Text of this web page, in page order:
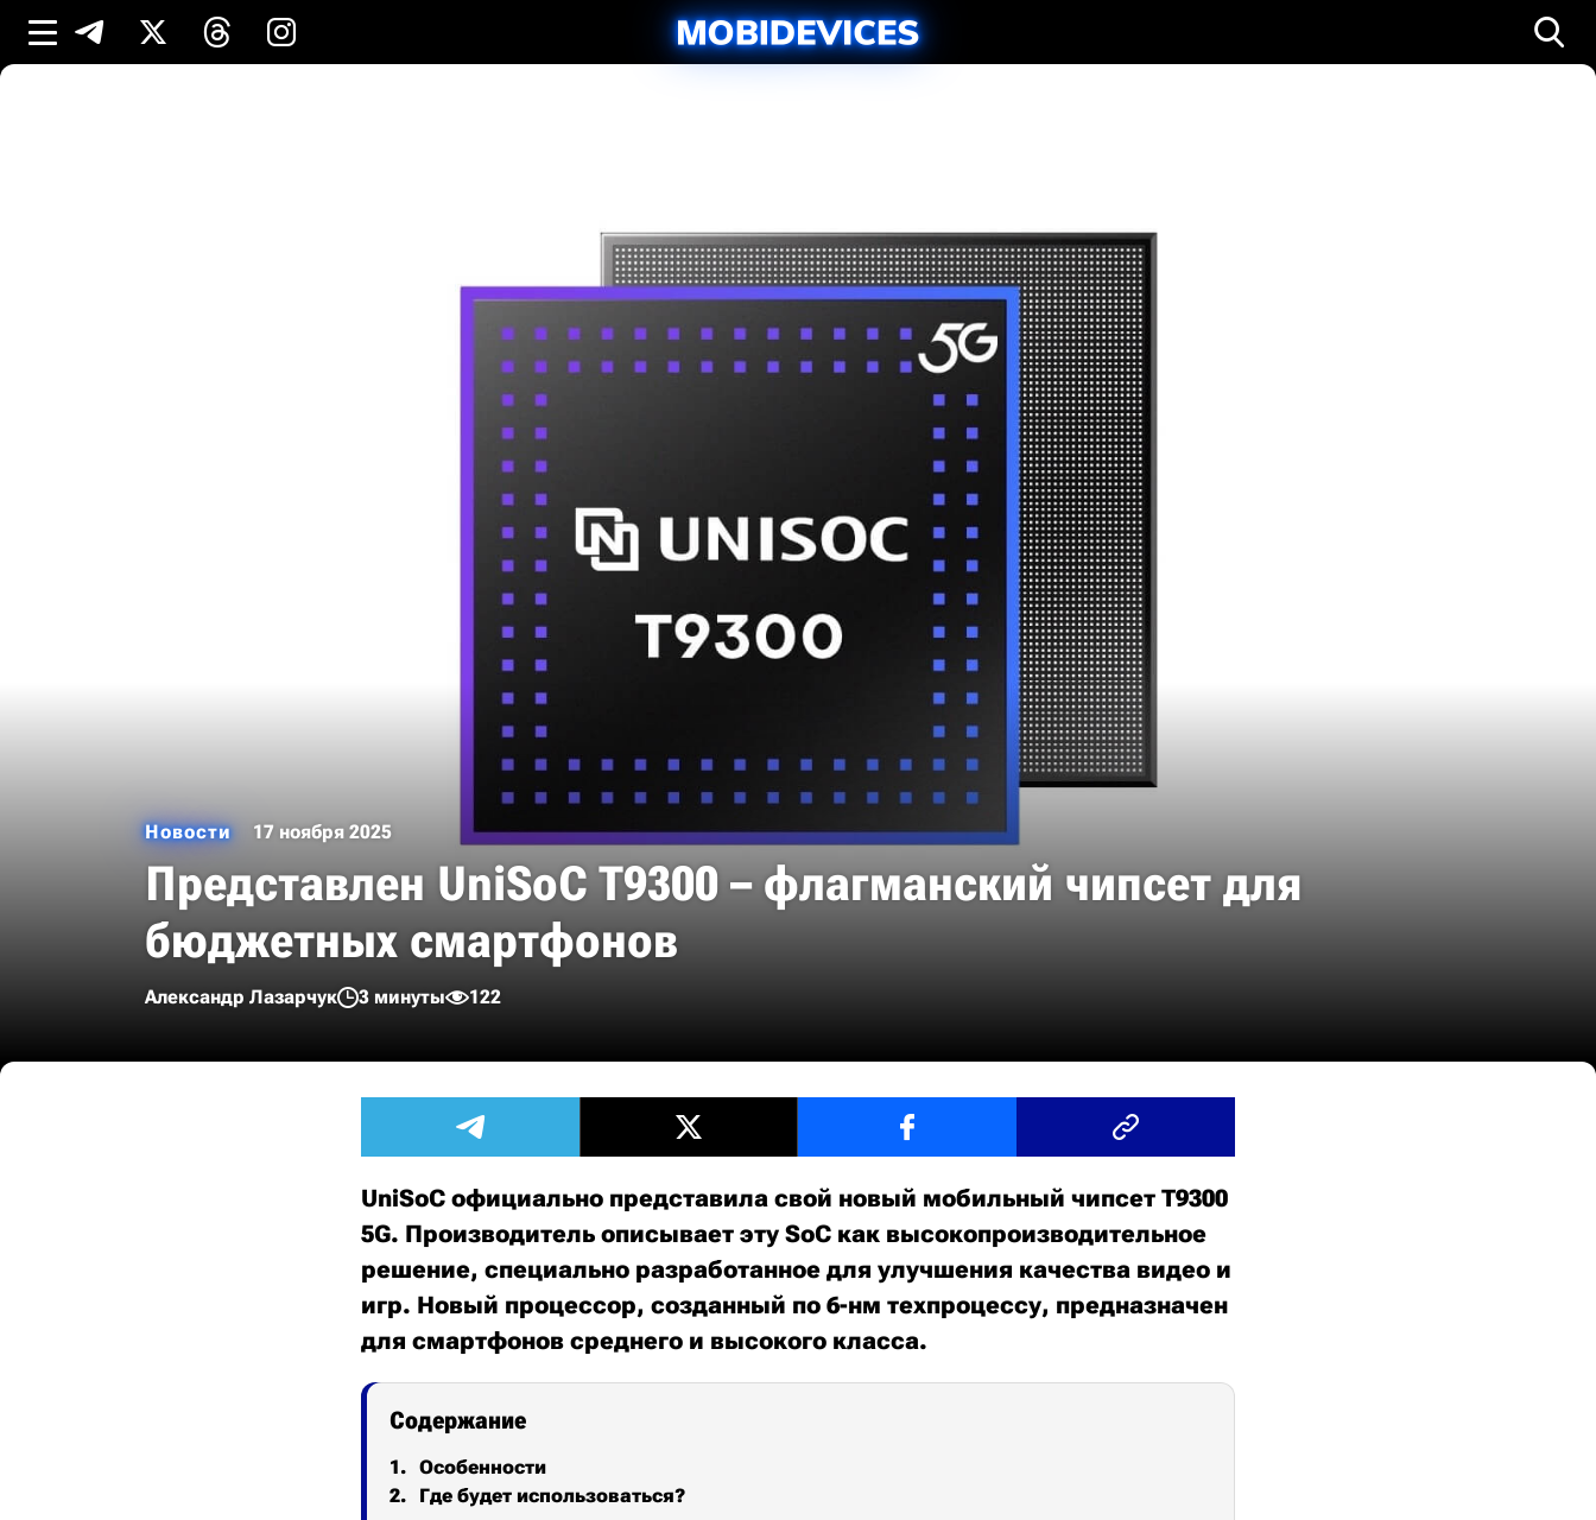
Новости 17 ноября 2025
Представлен UniSoC T9300 – флагманский чипсет для
бюджетных смартфонов
Александр Лазарчук 3 минуты 122
UniSoC официально представила свой новый мобильный чипсет T9300
5G. Производитель описывает эту SoC как высокопроизводительное
решение, специально разработанное для улучшения качества видео и
игр. Новый процессор, созданный по 6-нм техпроцессу, предназначен
для смартфонов среднего и высокого класса.
Содержание
Особенности
Где будет использоваться?